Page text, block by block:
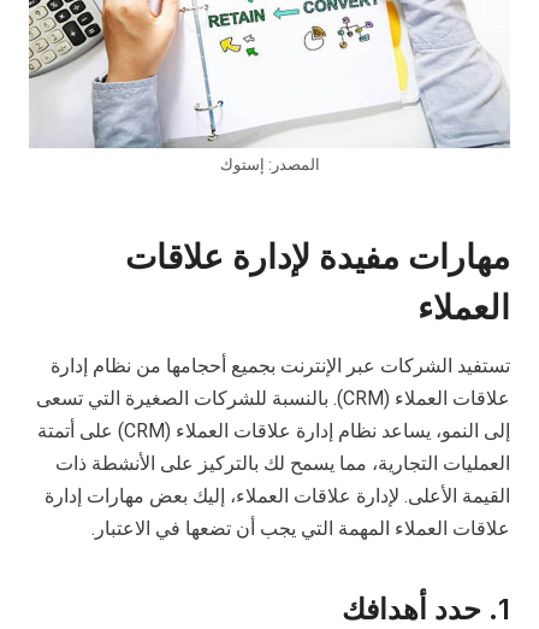
المصدر: إستوك
مهارات مفيدة لإدارة علاقات
العملاء
تستفيد الشركات عبر الإنترنت بجميع أحجامها من نظام إدارة
علاقات العملاء (CRM). بالنسبة للشركات الصغيرة التي تسعى
إلى النمو، يساعد نظام إدارة علاقات العملاء (CRM) على أتمتة
العمليات التجارية، مما يسمح لك بالتركيز على الأنشطة ذات
القيمة الأعلى. لإدارة علاقات العملاء، إليك بعض مهارات إدارة
علاقات العملاء المهمة التي يجب أن تضعها في الاعتبار.
1. حدد أهدافك